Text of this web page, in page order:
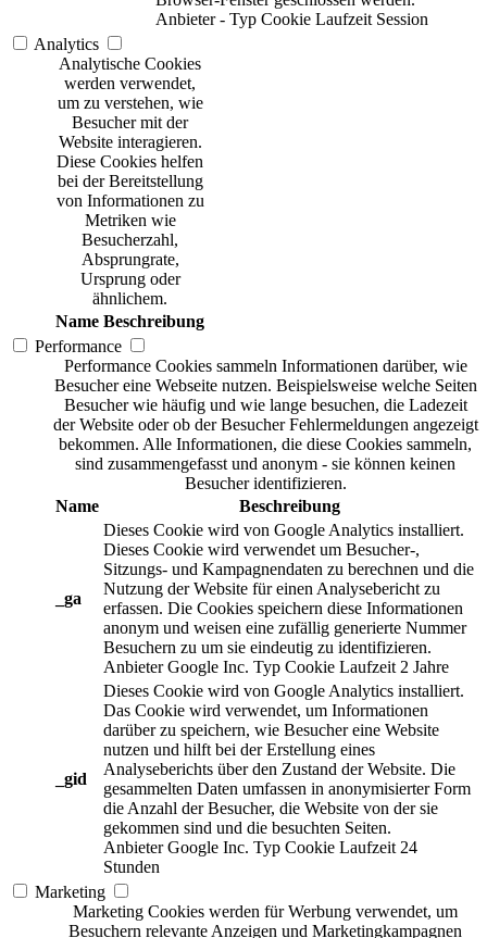
Anbieter - Typ Cookie Laufzeit Session
Analytics
Analytische Cookies
werden verwendet,
um zu verstehen, wie
Besucher mit der
Website interagieren.
Diese Cookies helfen
bei der Bereitstellung
von Informationen zu
Metriken wie
Besucherzahl,
Absprungrate,
Ursprung oder
ähnlichem.
Name Beschreibung
Performance
Performance Cookies sammeln Informationen darüber, wie
Besucher eine Webseite nutzen. Beispielsweise welche Seiten
Besucher wie häufig und wie lange besuchen, die Ladezeit
der Website oder ob der Besucher Fehlermeldungen angezeigt
bekommen. Alle Informationen, die diese Cookies sammeln,
sind zusammengefasst und anonym - sie können keinen
Besucher identifizieren.
Name
Beschreibung
_ga
Dieses Cookie wird von Google Analytics installiert.
Dieses Cookie wird verwendet um Besucher-,
Sitzungs- und Kampagnendaten zu berechnen und die
Nutzung der Website für einen Analysebericht zu
erfassen. Die Cookies speichern diese Informationen
anonym und weisen eine zufällig generierte Nummer
Besuchern zu um sie eindeutig zu identifizieren.
Anbieter Google Inc. Typ Cookie Laufzeit 2 Jahre
_gid
Dieses Cookie wird von Google Analytics installiert.
Das Cookie wird verwendet, um Informationen
darüber zu speichern, wie Besucher eine Website
nutzen und hilft bei der Erstellung eines
Analyseberichts über den Zustand der Website. Die
gesammelten Daten umfassen in anonymisierter Form
die Anzahl der Besucher, die Website von der sie
gekommen sind und die besuchten Seiten.
Anbieter Google Inc. Typ Cookie Laufzeit 24
Stunden
Marketing
Marketing Cookies werden für Werbung verwendet, um
Besuchern relevante Anzeigen und Marketingkampagnen